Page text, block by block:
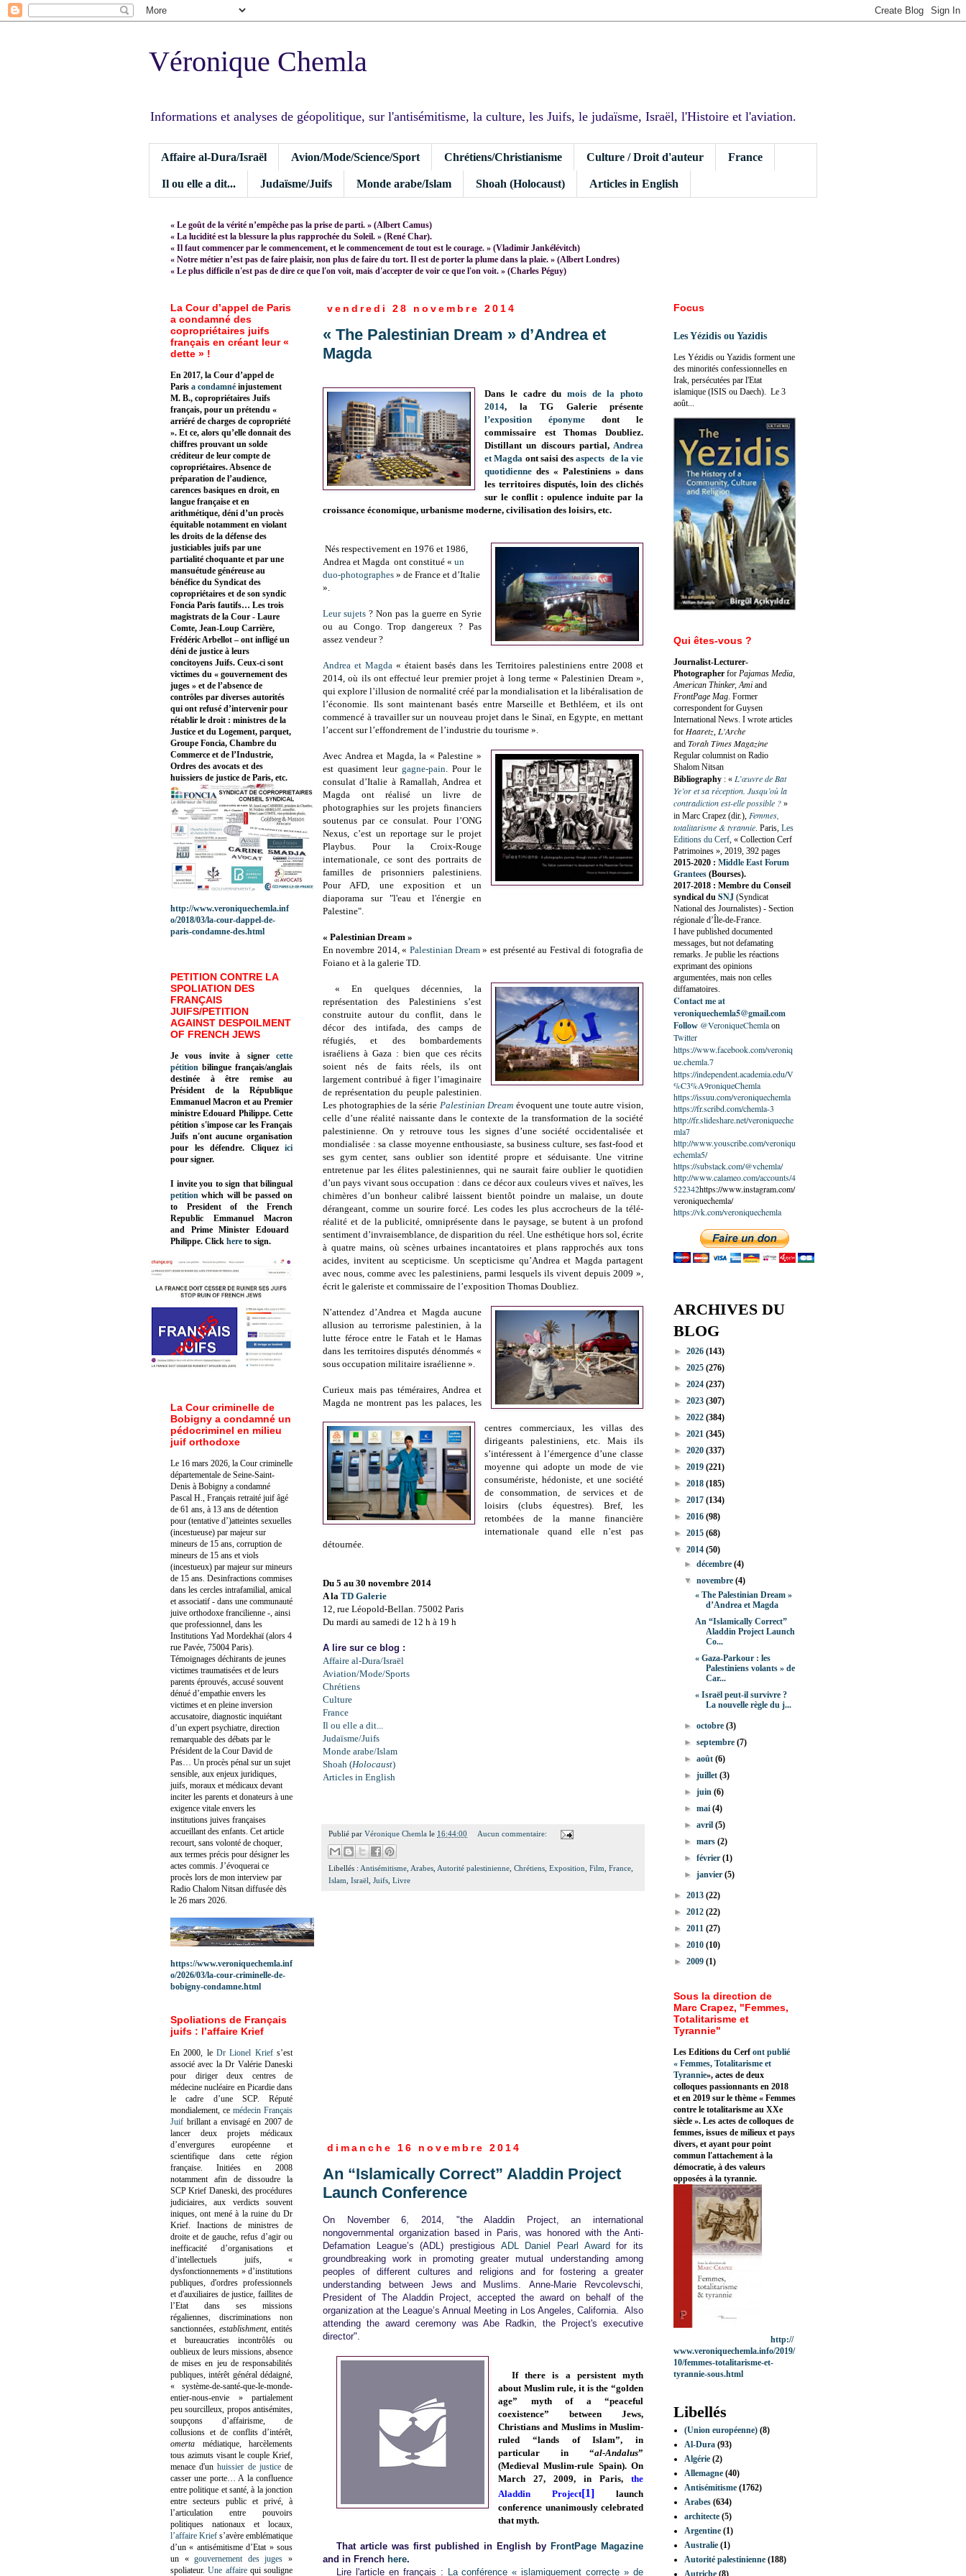
Véronique Chemla
Informations et analyses de géopolitique, sur l'antisémitisme, la culture, les Juifs, le judaïsme, Israël, l'Histoire et l'aviation.
Affaire al-Dura/Israël Avion/Mode/Science/Sport Chrétiens/Christianisme Culture / Droit d'auteur France
Il ou elle a dit... Judaïsme/Juifs Monde arabe/Islam Shoah (Holocaust) Articles in English
« Le goût de la vérité n’empêche pas la prise de parti. » (Albert Camus)
« La lucidité est la blessure la plus rapprochée du Soleil. » (René Char).
« Il faut commencer par le commencement, et le commencement de tout est le courage. » (Vladimir Jankélévitch)
« Notre métier n’est pas de faire plaisir, non plus de faire du tort. Il est de porter la plume dans la plaie. » (Albert Londres)
« Le plus difficile n'est pas de dire ce que l'on voit, mais d'accepter de voir ce que l'on voit. » (Charles Péguy)
vendredi 28 novembre 2014
« The Palestinian Dream » d’Andrea et
Magda
Dans le cadre du mois de la photo
2014, la TG Galerie présente
l’exposition éponyme dont le
commissaire est Thomas Doubliez.
Distillant un discours partial, Andrea
et Magda ont saisi desaspects de la vie
quotidienne des « Palestiniens » dans
les territoires disputés, loin des clichés
sur le conflit : opulence induite par la
croissance économique, urbanisme moderne, civilisation des loisirs, etc.
Nés respectivement en 1976 et 1986,
Andrea et Magda ont constitué « un
duo-photographes » de France et d’Italie
».
Leur sujets ? Non pas la guerre en Syrie
ou au Congo. Trop dangereux ? Pas
assez vendeur ?
Andrea et Magda « étaient basés dans les Territoires palestiniens entre 2008 et
2014, où ils ont effectué leur premier projet à long terme « Palestinien Dream »,
qui explore l’illusion de normalité créé par la mondialisation et la libéralisation de
l’économie. Ils sont maintenant basés entre Marseille et Bethléem, et ils ont
commencé à travailler sur un nouveau projet dans le Sinaï, en Egypte, en mettant
l’accent sur l’effondrement de l’industrie du tourisme ».
Avec Andrea et Magda, la « Palestine »
est quasiment leur gagne-pain. Pour le
consulat d’Italie à Ramallah, Andrea et
Magda ont réalisé un livre de
photographies sur les projets financiers
soutenus par ce consulat. Pour l’ONG
Nexus, c’est un reportage sur le projet
Playbus. Pour la Croix-Rouge
internationale, ce sont des portraits de
familles de prisonniers palestiniens.
Pour AFD, une exposition et un
diaporama sur "l'eau et l'énergie en
Palestine".
« Palestinian Dream »
En novembre 2014, « Palestinian Dream» est présenté au Festival di fotografia de
Foiano et à la galerie TD.
« En quelques décennies, la
représentation des Palestiniens s’est
construite autour du conflit, dans le
décor des intifada, des camps de
réfugiés, et des bombardements
israéliens à Gaza : bien que ces récits
soient nés de faits réels, ils ont
largement contribué à figer l’imaginaire
de représentation du peuple palestinien.
Les photographies de la série Palestinian Dream évoquent une toute autre vision,
celle d’une réalité naissante dans le contexte de la transformation de la société
palestinienne. On y retrouve tous les signes d’une société occidentalisée et
mondialisée : sa classe moyenne enthousiaste, sa business culture, ses fast-food et
ses gym center, sans oublier son identité propre et séduisante. Une vitrine
entretenue par les élites palestiniennes, qui ne saurait faire oublier le quotidien
d’un pays vivant sous occupation : dans ce décor aux couleurs vives et naïves, les
chimères d’un bonheur calibré laissent bientôt poindre un malaise, un doute
dérangeant, comme un sourire forcé. Les codes les plus accrocheurs de la télé-
réalité et de la publicité, omniprésente dans le paysage, se butent à un profond
sentiment d’invraisemblance, de disparition du réel. Une esthétique hors sol, écrite
à quatre mains, où scènes urbaines incantatoires et plans rapprochés aux tons
acides, invitent au scepticisme. Un scepticisme qu’Andrea et Magda partagent
avec nous, comme avec les palestiniens, parmi lesquels ils vivent depuis 2009 »,
écrit le galeriste et commissaire de l’exposition Thomas Doubliez.
N’attendez d’Andrea et Magda aucune
allusion au terrorisme palestinien, à la
lutte féroce entre le Fatah et le Hamas
dans les territoires disputés dénommés «
sous occupation militaire israélienne ».
Curieux mais pas téméraires, Andrea et
Magda ne montrent pas les palaces, les
centres commerciaux, les villas des
dirigeants palestiniens, etc. Mais ils
s’intéressent à l’émergence d’une classe
moyenne qui adopte un mode de vie
consumériste, hédoniste, et une société
de consommation, de services et de
loisirs (clubs équestres). Bref, les
retombées de la manne financière
internationale quand elle n’est pas
détournée.
Du 5 au 30 novembre 2014
A la TD Galerie
12, rue Léopold-Bellan. 75002 Paris
Du mardi au samedi de 12 h à 19 h
A lire sur ce blog :
Affaire al-Dura/Israël
Aviation/Mode/Sports
Chrétiens
Culture
France
Il ou elle a dit...
Judaïsme/Juifs
Monde arabe/Islam
Shoah (Holocaust)
Articles in English
Publié par Véronique Chemla le 16:44:00 Aucun commentaire:
Libellés : Antisémitisme Arabes Autorité palestinienne Chrétiens Exposition Film France
Islam Israël Juifs Livre
dimanche 16 novembre 2014
An “Islamically Correct” Aladdin Project
Launch Conference
On November 6, 2014, "the Aladdin Project, an international
nongovernmental organization based in Paris, was honored with the Anti-
Defamation League’s (ADL) prestigious ADL Daniel Pearl Award for its
groundbreaking work in promoting greater mutual understanding among
peoples of different cultures and religions and for fostering a greater
understanding between Jews and Muslims.Anne-Marie Revcolevschi,
President of The Aladdin Project, accepted the award on behalf of the
organization at the League’s Annual Meeting in Los Angeles, California. Also
attending the award ceremony was Abe Radkin, the Project's executive
director".
If there is a persistent myth
about Muslim rule, it is the “golden
age” myth of a “peaceful
coexistence” between Jews,
Christians and Muslims in Muslim-
ruled “lands of Islam”, in
particular in “al-Andalus”
(Medieval Muslim-rule Spain). On
March 27,2009, in Paris,the
Aladdin Project[1] launch
conference unanimously celebrated
that myth.
That article was first published in English by FrontPage Magazine
and in French here.
Lire l'article en français : La conférence « islamiquement correcte » de
La Cour d’appel de Paris
a condamné des
copropriétaires juifs
français en créant leur «
dette » !
En 2017, la Cour d’appel de
Paris a condamné injustement
M. B., copropriétaires Juifs
français, pour un prétendu «
arriéré de charges de copropriété
». Et ce, alors qu’elle donnait des
chiffres prouvant un solde
créditeur de leur compte de
copropriétaires. Absence de
préparation de l’audience,
carences basiques en droit, en
langue française et en
arithmétique, déni d’un procès
équitable notamment en violant
les droits de la défense des
justiciables juifs par une
partialité choquante et par une
mansuétude généreuse au
bénéfice du Syndicat des
copropriétaires et de son syndic
Foncia Paris fautifs… Les trois
magistrats de la Cour - Laure
Comte, Jean-Loup Carrière,
Frédéric Arbellot – ont infligé un
déni de justice à leurs
concitoyens Juifs. Ceux-ci sont
victimes du « gouvernement des
juges » et de l’absence de
contrôles par diverses autorités
qui ont refusé d’intervenir pour
rétablir le droit : ministres de la
Justice et du Logement, parquet,
Groupe Foncia, Chambre du
Commerce et de l’Industrie,
Ordres des avocats et des
huissiers de justice de Paris, etc.
http://www.veroniquechemla.inf
o/2018/03/la-cour-dappel-de-
paris-condamne-des.html
PETITION CONTRE LA
SPOLIATION DES
FRANÇAIS
JUIFS/PETITION
AGAINST DESPOILMENT
OF FRENCH JEWS
Je vous invite à signer cette
pétition bilingue français/anglais
destinée à être remise au
Président de la République
Emmanuel Macron et au Premier
ministre Edouard Philippe. Cette
pétition s'impose car les Français
Juifs n'ont aucune organisation
pour les défendre. Cliquez
ici
pour signer.
I invite you to sign that bilingual
petition which will be passed on
to President of the French
Republic Emmanuel Macron
and Prime Minister Edouard
Philippe. Click here to sign.
La Cour criminelle de
Bobigny a condamné un
pédocriminel en milieu
juif orthodoxe
Le 16 mars 2026, la Cour criminelle
départementale de Seine-Saint-
Denis à Bobigny a condamné
Pascal H., Français retraité juif âgé
de 61 ans, à 13 ans de détention
pour (tentative d’)atteintes sexuelles
(incestueuse) par majeur sur
mineurs de 15 ans, corruption de
mineurs de 15 ans et viols
(incestueux) par majeur sur mineurs
de 15 ans. Desinfractions commises
dans les cercles intrafamilial, amical
et associatif - dans une communauté
juive orthodoxe francilienne -, ainsi
que professionnel, dans les
Institutions Yad Mordekhaï (alors 4
rue Pavée, 75004 Paris).
Témoignages déchirants de jeunes
victimes traumatisées et de leurs
parents éprouvés, accusé souvent
dénué d’empathie envers les
victimes et en pleine inversion
accusatoire, diagnostic inquiétant
d’un expert psychiatre, direction
remarquable des débats par le
Président de la Cour David de
Pas… Un procès pénal sur un sujet
sensible, aux enjeux juridiques,
juifs, moraux et médicaux devant
inciter les parents et donateurs à une
exigence vitale envers les
institutions juives françaises
accueillant des enfants. Cet article
recourt, sans volonté de choquer,
aux termes précis pour désigner les
actes commis. J’évoquerai ce
procès lors de mon interview par
Radio Chalom Nitsan diffusée dès
le 26 mars 2026.
https://www.veroniquechemla.inf
o/2026/03/la-cour-criminelle-de-
bobigny-condamne.html
Spoliations de Français
juifs : l’affaire Krief
En 2000, le Dr Lionel Kriefs’est
associé avec la Dr Valérie Daneski
pour diriger deux centres de
médecine nucléaire en Picardie dans
le cadre d’une SCP. Réputé
mondialement, ce médecin Français
Juif brillant a envisagé en 2007 de
lancer deux projets médicaux
d’envergures européenne et
scientifique dans cette région
française. Initiées en 2008
notamment afin de dissoudre la
SCP Krief Daneski, des procédures
judiciaires, aux verdicts souvent
iniques, ont mené à la ruine du Dr
Krief. Inactions de ministres de
droite et de gauche, refus d’agir ou
inefficacité d’organisations et
d’intellectuels juifs, «
dysfonctionnements » d’institutions
publiques, d'ordres professionnels
et d'auxiliaires de justice, faillites de
l’Etat dans ses missions
régaliennes, discriminations non
sanctionnées, establishment, entités
et bureaucraties incontrôlés ou
oublieux de leurs missions, absence
de mises en jeu de responsabilités
publiques, intérêt général dédaigné,
« système-de-santé-que-le-monde-
entier-nous-envie » partialement
peu sourcilleux, propos antisémites,
soupçons d’affairisme, de
collusions et de conflits d’intérêt,
omerta médiatique, harcèlements
tous azimuts visant le couple Krief,
menace d'unhuissier de justicede
casser une porte… A la confluence
entre politique et santé, à la jonction
entre secteurs public et privé, à
l’articulation entre pouvoirs
politiques nationaux et locaux,
l’affaire Krief s’avère emblématique
d’un « antisémitisme d’Etat » sous
un «gouvernement des juges »
spoliateur.Une affairequi souligne
Focus
Les Yézidis ou Yazidis
Les Yézidis ou Yazidis forment une
des minorités confessionnelles en
Irak, persécutées par l'Etat
islamique (ISIS ou Daech). Le 3
août...
Qui êtes-vous ?
Journalist-Lecturer-
Photographer for Pajamas Media,
American Thinker, Ami and
FrontPage Mag. Former
correspondent for Guysen
International News. I wrote articles
for Haaretz, L'Arche
and Torah Times Magazine
Regular columnist on Radio
Shalom Nitsan
Bibliography : « L’œuvre de Bat
Ye’or et sa réception. Jusqu’où la
contradiction est-elle possible ? »
in Marc Crapez (dir.), Femmes,
totalitarisme & tyrannie. Paris, Les
Editions du Cerf, « Collection Cerf
Patrimoines », 2019, 392 pages
2015-2020 : Middle East Forum
Grantees (Bourses).
2017-2018 : Membre du Conseil
syndical du SNJ (Syndicat
National des Journalistes) - Section
régionale d’Île-de-France.
I have published documented
messages, but not defamating
remarks. Je publie les réactions
exprimant des opinions
argumentées, mais non celles
diffamatoires.
Contact me at
veroniquechemla5@gmail.com
Follow @VeroniqueChemlaon
Twitter
https://www.facebook.com/veroniq
ue.chemla.7
https://independent.academia.edu/V
%C3%A9roniqueChemla
https://issuu.com/veroniquechemla
https://fr.scribd.com/chemla-3
http://fr.slideshare.net/veroniqueche
mla7
http://www.youscribe.com/veroniqu
echemla5/
https://substack.com/@vchemla/
http://www.calameo.com/accounts/4
522342https://www.instagram.com/
veroniquechemla/
https://vk.com/veroniquechemla
ARCHIVES DU
BLOG
► 2026 (143)
► 2025 (276)
► 2024 (237)
► 2023 (307)
► 2022 (384)
► 2021 (345)
► 2020 (337)
► 2019 (221)
► 2018 (185)
► 2017 (134)
► 2016 (98)
► 2015 (68)
▼ 2014 (50)
►décembre(4)
▼novembre(4)
« The Palestinian Dream »
d’Andrea et Magda
An “Islamically Correct”
Aladdin Project Launch
Co...
« Gaza-Parkour : les
Palestiniens volants » de
Car...
« Israël peut-il survivre ?
La nouvelle règle du j...
►octobre(3)
►septembre(7)
►août(6)
►juillet(3)
►juin(6)
►mai(4)
►avril(5)
►mars(2)
►février(1)
►janvier(5)
► 2013 (22)
► 2012 (22)
► 2011 (27)
► 2010 (10)
► 2009 (1)
Sous la direction de
Marc Crapez, "Femmes,
Totalitarisme et
Tyrannie"
Les Editions du Cerfont publié
« Femmes, Totalitarisme et
Tyrannie», actes de deux
colloques passionnants en 2018
et en 2019 sur le thème « Femmes
contre le totalitarisme au XXe
siècle ». Les actes de colloques de
femmes, issues de milieux et pays
divers, et ayant pour point
commun l'attachement à la
démocratie, à des valeurs
opposées à la tyrannie.
http://
www.veroniquechemla.info/2019/
10/femmes-totalitarisme-et-
tyrannie-sous.html
Libellés
(Union européenne) (8)
Al-Dura (93)
Algérie (2)
Allemagne (40)
Antisémitisme (1762)
Arabes (634)
architecte (5)
Argentine (1)
Australie (1)
Autorité palestinienne (188)
Autriche (8)